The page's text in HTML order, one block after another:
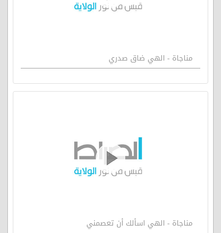
مناجاة - الهي ضاق صدري
مناجاة - الهي اسألك أن تعصمني